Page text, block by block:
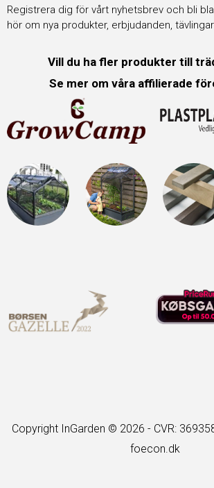
Registrera dig för vårt nyhetsbrev och bli
hör om nya produkter, erbjudanden, tävlingar
Vill du ha fler produkter till
Se mer om våra affilierade
Copyright InGarden © 2026 - CVR:
foecon.dk